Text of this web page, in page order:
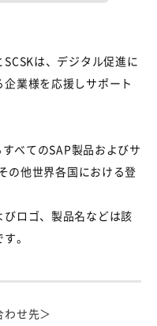
は、デジタル促進に
業様を応援しサポート
べてのSAP製品およびサ
の他世界各国における登
ロゴ、製品名などは該
。
わせ先＞